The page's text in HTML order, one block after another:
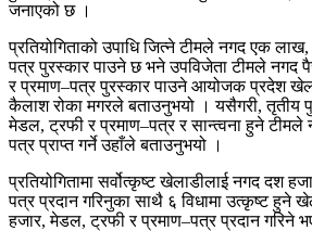
जनाएको छ ।
प्रतियोगिताको उपाधि जित्ने टीमले नगद एक
पत्र पुरस्कार पाउने छ भने उपविजेता टीमले नगद
र प्रमाण–पत्र पुरस्कार पाउने आयोजक प्रदेश
कैलाश रोका मगरले बताउनुभयो । यसैगरी, तृतीय
मेडल, ट्रफी र प्रमाण–पत्र र सान्त्वना हुने टीमले
पत्र प्राप्त गर्ने उहाँले बताउनुभयो ।
प्रतियोगितामा सर्वोत्कृष्ट खेलाडीलाई नगद दश
पत्र प्रदान गरिनुका साथै ६ विधामा उत्कृष्ट हुने
हजार, मेडल, ट्रफी र प्रमाण–पत्र प्रदान गरिने